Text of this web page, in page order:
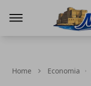
Home Economia